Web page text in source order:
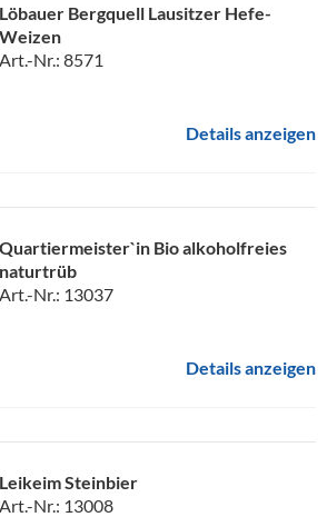
Löbauer Bergquell Lausitzer Hefe-
Weizen
Art.-Nr.: 8571
Details anzeigen
Quartiermeister`in Bio alkoholfreies
naturtrüb
Art.-Nr.: 13037
Details anzeigen
Leikeim Steinbier
Art.-Nr.: 13008